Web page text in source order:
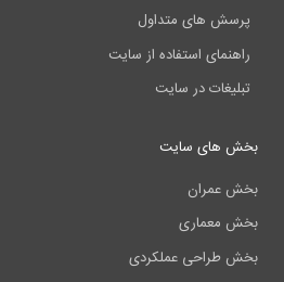
پرسش های متداول
راهنمای استفاده از سایت
تبلیغات در سایت
بخش های سایت
بخش عمران
بخش معماری
بخش طراحی عملکردی